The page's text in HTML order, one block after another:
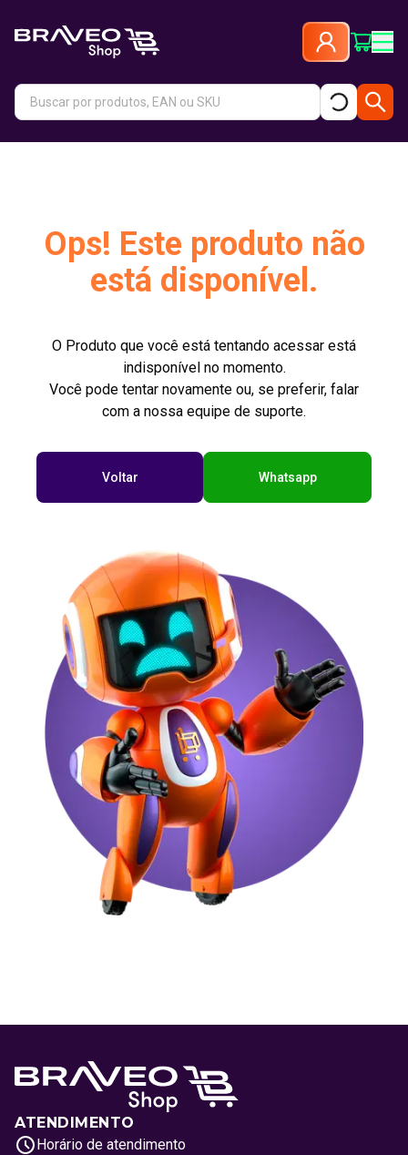
Ops! Este produto não
está disponível.
O Produto que você está tentando acessar está
indisponível no momento.
Você pode tentar novamente ou, se preferir, falar
com a nossa equipe de suporte.
Voltar Whatsapp
ATENDIMENTO
Horário de atendimento